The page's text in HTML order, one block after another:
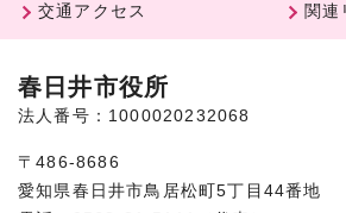
交通アクセス
関連
春日井市役所
法人番号：1000020232068
〒486-8686
愛知県春日井市鳥居松町5丁目44番地